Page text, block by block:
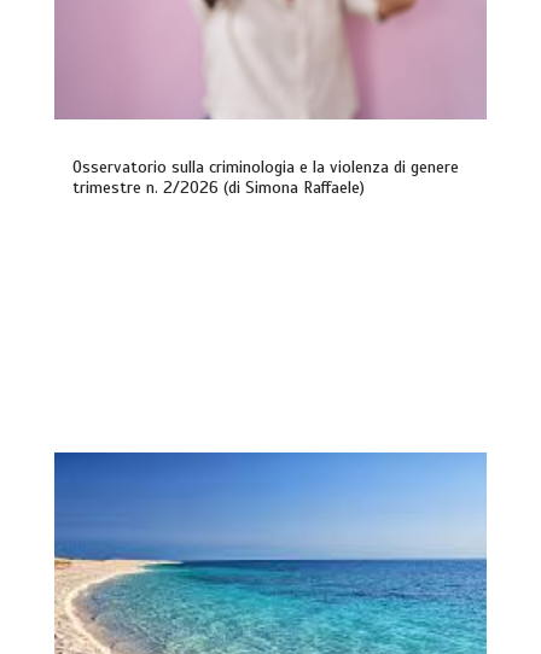
Osservatorio sulla criminologia e la violenza di genere
trimestre n. 2/2026 (di Simona Raffaele)